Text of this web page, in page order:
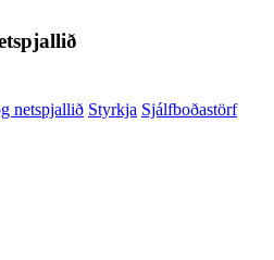
netspjallið Styrkja Sjálfboðastörf